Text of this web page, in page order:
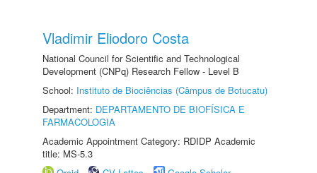
Vladimir Eliodoro Costa
National Council for Scientific and Technological
Development (CNPq) Research Fellow - Level B
School: Instituto de Biociências (Câmpus de Botucatu)
Department: DEPARTAMENTO DE BIOFÍSICA E
FARMACOLOGIA
Academic Appointment Category: RDIDP Academic
title: MS-5.3